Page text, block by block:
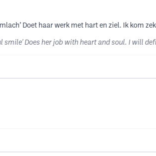
Doet haar werk met hart en ziel. Ik kom
Does her job with heart and soul. I will